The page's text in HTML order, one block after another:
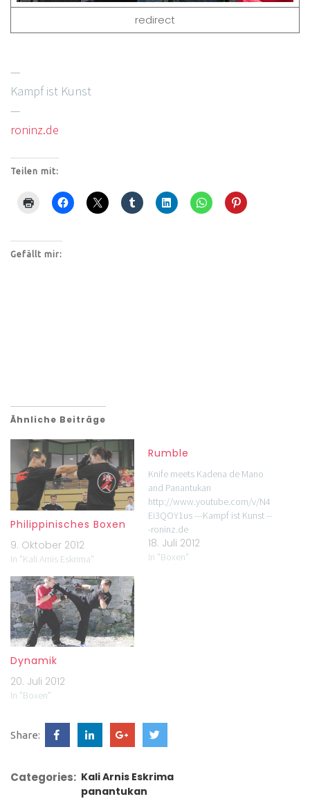
redirect
—
Kampf ist Kunst
—
roninz.de
Teilen mit:
Gefällt mir:
Ähnliche Beiträge
Philippinisches Boxen
9. Oktober 2012
In "Kali Arnis Eskrima"
Rumble
Knife meets Kadena de Mano
and Panantukan
http://www.youtube.com/v/N4
Ei3QOY1us ---Kampf ist Kunst --
-roninz.de
18. Juli 2012
In "Boxen"
Dynamik
20. Juli 2012
In "Boxen"
Share:
Categories: Kali Arnis Eskrima
panantukan